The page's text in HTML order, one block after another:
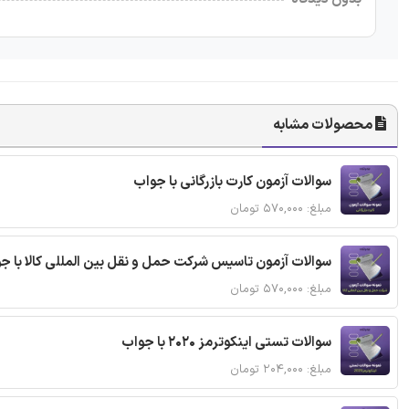
محصولات مشابه
سوالات آزمون کارت بازرگانی با جواب
مبلغ: ۵۷۰,۰۰۰ تومان
سوالات آزمون تاسیس شرکت حمل و نقل بین المللی کالا با
مبلغ: ۵۷۰,۰۰۰ تومان
سوالات تستی اینکوترمز 2020 با جواب
مبلغ: ۲۰۴,۰۰۰ تومان